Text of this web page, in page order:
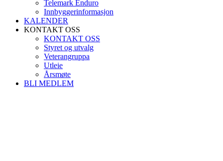
Telemark Enduro
Innbyggerinformasjon
KALENDER
KONTAKT OSS
KONTAKT OSS
Styret og utvalg
Veterangruppa
Utleie
Årsmøte
BLI MEDLEM